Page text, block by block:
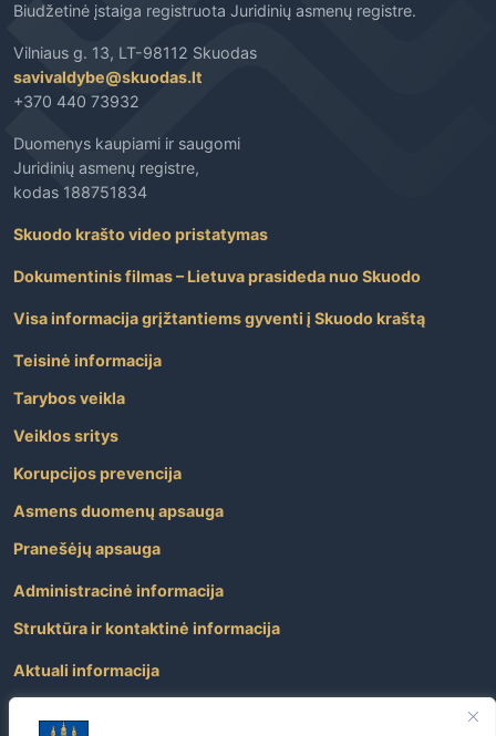
Biudžetinė įstaiga registruota Juridinių asmenų registre.
Vilniaus g. 13, LT-98112 Skuodas
savivaldybe@skuodas.lt
+370 440 73932
Duomenys kaupiami ir saugomi
Juridinių asmenų registre,
kodas 188751834
Skuodo krašto video pristatymas
Dokumentinis filmas – Lietuva prasideda nuo Skuodo
Visa informacija grįžtantiems gyventi į Skuodo kraštą
Teisinė informacija
Tarybos veikla
Veiklos sritys
Korupcijos prevencija
Asmens duomenų apsauga
Pranešėjų apsauga
Administracinė informacija
Struktūra ir kontaktinė informacija
Aktuali informacija